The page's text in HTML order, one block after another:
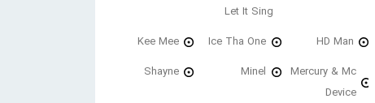
Let It Sing
HD Man
Ice Tha One
Kee Mee
Mercury & Mc
Device
Minel
Shayne